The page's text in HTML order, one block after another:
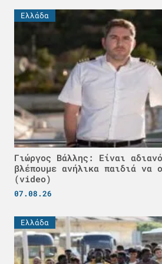
Ελλάδα
Γιώργος Βάλλης: Είναι
βλέπουμε ανήλικα παιδιά
(video)
07.08.26
Ελλάδα